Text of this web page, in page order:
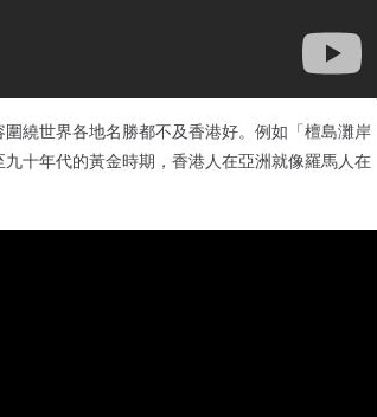
繞世界各地名勝都不及香港好。例如「檀島灘岸
十年代的黃金時期，香港人在亞洲就像羅馬人在